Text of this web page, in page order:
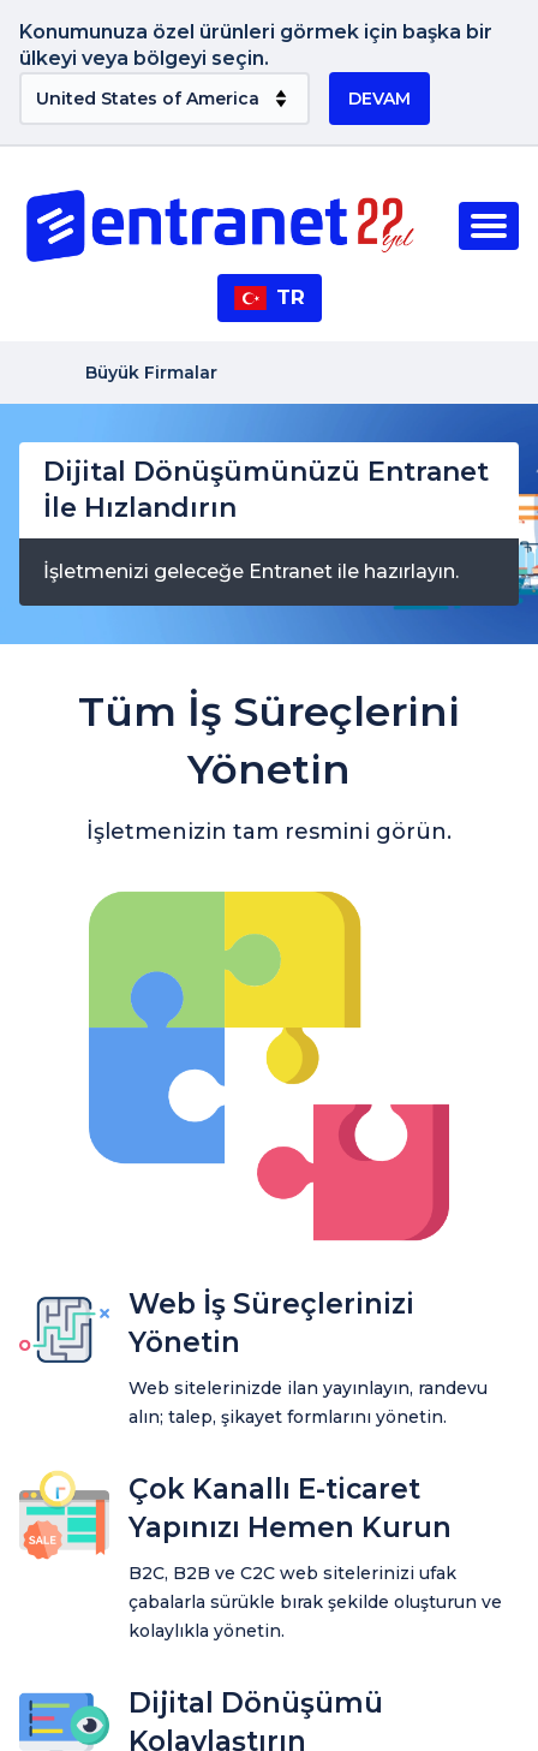
Konumunuza özel ürünleri görmek için başka bir
ülkeyi veya bölgeyi seçin.
DEVAM
TR
Büyük Firmalar
Dijital Dönüşümünüzü Entranet
İle Hızlandırın
İşletmenizi geleceğe Entranet ile hazırlayın.
Tüm İş Süreçlerini
Yönetin
İşletmenizin tam resmini görün.
Web İş Süreçlerinizi
Yönetin
Web sitelerinizde ilan yayınlayın, randevu
alın; talep, şikayet formlarını yönetin.
Çok Kanallı E-ticaret
Yapınızı Hemen Kurun
B2C, B2B ve C2C web sitelerinizi ufak
çabalarla sürükle bırak şekilde oluşturun ve
kolaylıkla yönetin.
Dijital Dönüşümü
Kolaylaştırın